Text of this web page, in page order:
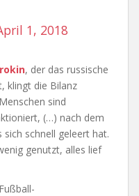
1, 2018
, der das russische
klingt die Bilanz
sind
(…) nach dem
sich schnell geleert hat.
genutzt, alles lief